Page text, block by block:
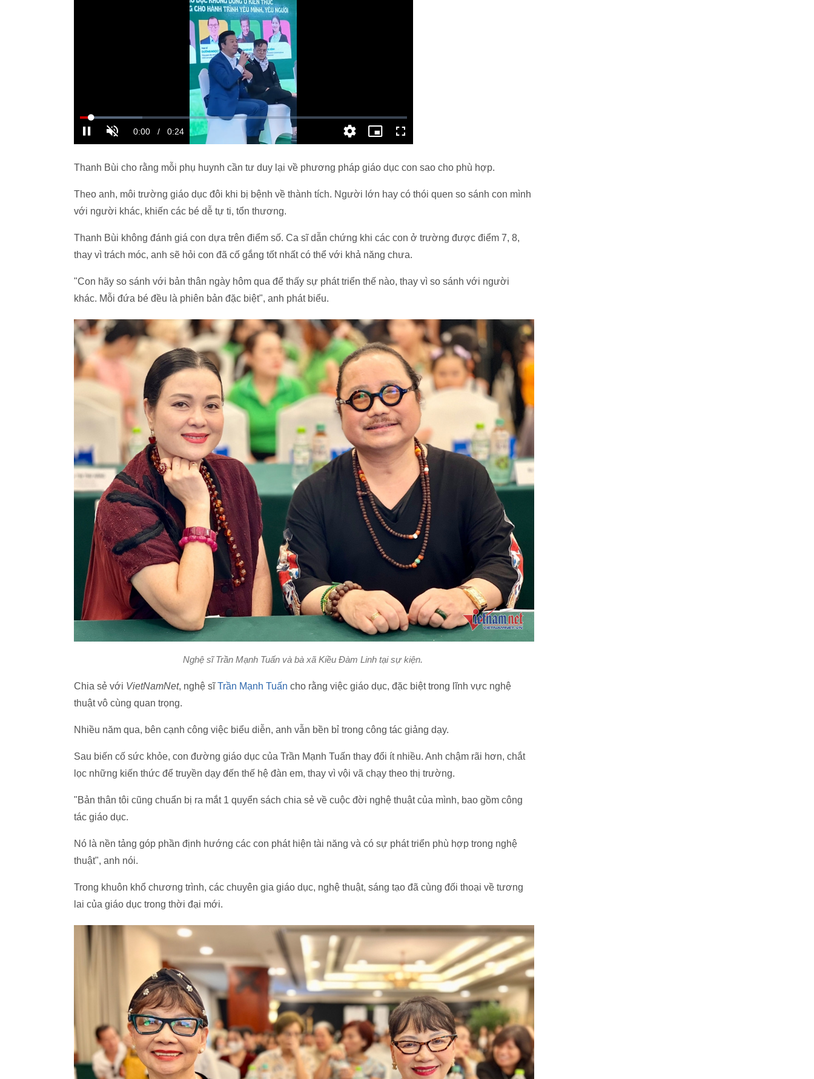
Thanh Bùi cho rằng mỗi phụ huynh cần tư duy lại về phương pháp giáo dục con sao cho phù hợp.
Theo anh, môi trường giáo dục đôi khi bị bệnh về thành tích. Người lớn hay có thói quen so sánh con mình
với người khác, khiến các bé dễ tự ti, tổn thương.
Thanh Bùi không đánh giá con dựa trên điểm số. Ca sĩ dẫn chứng khi các con ở trường được điểm 7, 8,
thay vì trách móc, anh sẽ hỏi con đã cố gắng tốt nhất có thể với khả năng chưa.
"Con hãy so sánh với bản thân ngày hôm qua để thấy sự phát triển thế nào, thay vì so sánh với người
khác. Mỗi đứa bé đều là phiên bản đặc biệt", anh phát biểu.
Nghệ sĩ Trần Mạnh Tuấn và bà xã Kiều Đàm Linh tại sự kiện.
Chia sẻ với VietNamNet, nghệ sĩTrần Mạnh Tuấn cho rằng việc giáo dục, đặc biệt trong lĩnh vực nghệ
thuật vô cùng quan trọng.
Nhiều năm qua, bên cạnh công việc biểu diễn, anh vẫn bền bỉ trong công tác giảng dạy.
Sau biến cố sức khỏe, con đường giáo dục của Trần Mạnh Tuấn thay đổi ít nhiều. Anh chậm rãi hơn, chắt
lọc những kiến thức để truyền dạy đến thế hệ đàn em, thay vì vội vã chạy theo thị trường.
"Bản thân tôi cũng chuẩn bị ra mắt 1 quyển sách chia sẻ về cuộc đời nghệ thuật của mình, bao gồm công
tác giáo dục.
Nó là nền tảng góp phần định hướng các con phát hiện tài năng và có sự phát triển phù hợp trong nghệ
thuật", anh nói.
Trong khuôn khổ chương trình, các chuyên gia giáo dục, nghệ thuật, sáng tạo đã cùng đối thoại về tương
lai của giáo dục trong thời đại mới.